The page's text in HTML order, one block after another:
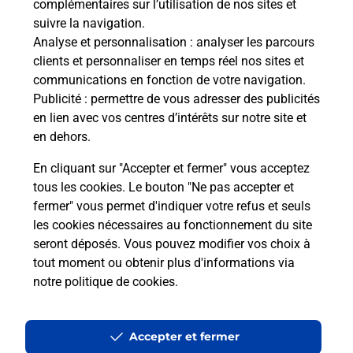
complémentaires sur l’utilisation de nos sites et
suivre la navigation.
Analyse et personnalisation : analyser les parcours
clients et personnaliser en temps réel nos sites et
communications en fonction de votre navigation.
Publicité : permettre de vous adresser des publicités
en lien avec vos centres d’intérêts sur notre site et
en dehors.
En cliquant sur "Accepter et fermer" vous acceptez
tous les cookies. Le bouton "Ne pas accepter et
fermer" vous permet d'indiquer votre refus et seuls
les cookies nécessaires au fonctionnement du site
seront déposés. Vous pouvez modifier vos choix à
tout moment ou obtenir plus d'informations via
notre politique de cookies.
Accepter et fermer
de la route ?
Combien de temps dure l'examen du
code de la route ?
À quel âge peut-on passer le code de
la route ?
En Savoir Plus sur Trèbes
Aude TREBES TREBES